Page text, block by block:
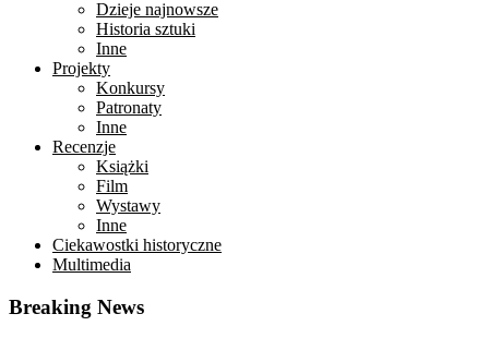
Dzieje najnowsze
Historia sztuki
Inne
Projekty
Konkursy
Patronaty
Inne
Recenzje
Książki
Film
Wystawy
Inne
Ciekawostki historyczne
Multimedia
Breaking News